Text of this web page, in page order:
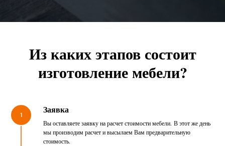
Из каких этапов состоит
изготовление мебели?
1 Заявка
Вы оставляете заявку на расчет стоимости мебели. В этот же день
мы производим расчет и высылаем Вам предварительную
стоимость.